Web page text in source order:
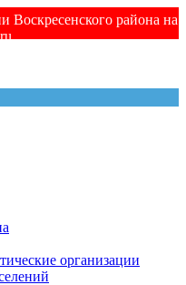
Воскресенского района на
организации